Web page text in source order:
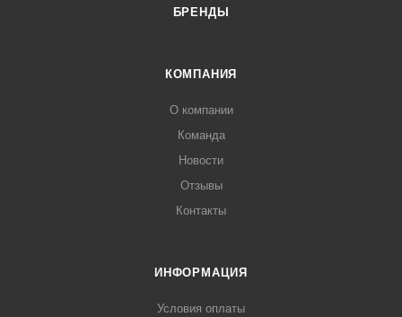
БРЕНДЫ
КОМПАНИЯ
О компании
Команда
Новости
Отзывы
Контакты
ИНФОРМАЦИЯ
Условия оплаты